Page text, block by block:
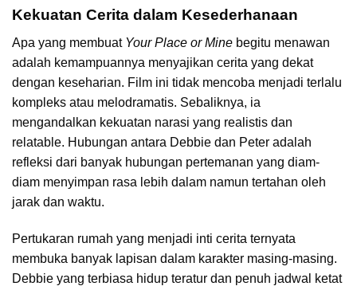
Kekuatan Cerita dalam Kesederhanaan
Apa yang membuat Your Place or Mine begitu menawan
adalah kemampuannya menyajikan cerita yang dekat
dengan keseharian. Film ini tidak mencoba menjadi terlalu
kompleks atau melodramatis. Sebaliknya, ia
mengandalkan kekuatan narasi yang realistis dan
relatable. Hubungan antara Debbie dan Peter adalah
refleksi dari banyak hubungan pertemanan yang diam-
diam menyimpan rasa lebih dalam namun tertahan oleh
jarak dan waktu.
Pertukaran rumah yang menjadi inti cerita ternyata
membuka banyak lapisan dalam karakter masing-masing.
Debbie yang terbiasa hidup teratur dan penuh jadwal ketat